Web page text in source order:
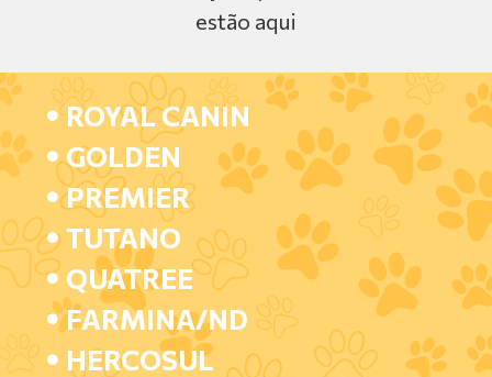
estão aqui
ROYAL CANIN
GOLDEN
PREMIER
TUTANO
QUATREE
FARMINA/ND
HERCOSUL